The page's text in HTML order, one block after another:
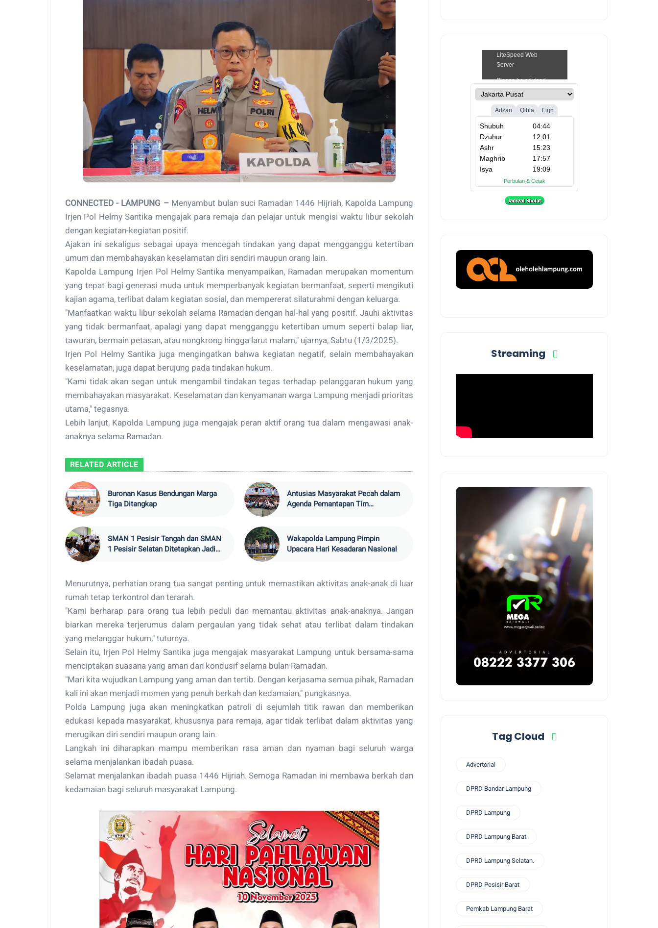
CONNECTED - LAMPUNG – Menyambut bulan suci Ramadan 1446 Hijriah, Kapolda Lampung
Irjen Pol Helmy Santika mengajak para remaja dan pelajar untuk mengisi waktu libur sekolah
dengan kegiatan-kegiatan positif.
Ajakan ini sekaligus sebagai upaya mencegah tindakan yang dapat mengganggu ketertiban
umum dan membahayakan keselamatan diri sendiri maupun orang lain.
Kapolda Lampung Irjen Pol Helmy Santika menyampaikan, Ramadan merupakan momentum
yang tepat bagi generasi muda untuk memperbanyak kegiatan bermanfaat, seperti mengikuti
kajian agama, terlibat dalam kegiatan sosial, dan mempererat silaturahmi dengan keluarga.
"Manfaatkan waktu libur sekolah selama Ramadan dengan hal-hal yang positif. Jauhi aktivitas
yang tidak bermanfaat, apalagi yang dapat mengganggu ketertiban umum seperti balap liar,
tawuran, bermain petasan, atau nongkrong hingga larut malam," ujarnya, Sabtu (1/3/2025).
Irjen Pol Helmy Santika juga mengingatkan bahwa kegiatan negatif, selain membahayakan
keselamatan, juga dapat berujung pada tindakan hukum.
"Kami tidak akan segan untuk mengambil tindakan tegas terhadap pelanggaran hukum yang
membahayakan masyarakat. Keselamatan dan kenyamanan warga Lampung menjadi prioritas
utama," tegasnya.
Lebih lanjut, Kapolda Lampung juga mengajak peran aktif orang tua dalam mengawasi anak-
anaknya selama Ramadan.
RELATED ARTICLE
Buronan Kasus Bendungan Marga
Tiga Ditangkap
Antusias Masyarakat Pecah dalam
Agenda Pemantapan Tim
SMAN 1 Pesisir Tengah dan SMAN
1 Pesisir Selatan Ditetapkan Jadi
Wakapolda Lampung Pimpin
Upacara Hari Kesadaran Nasional
Menurutnya, perhatian orang tua sangat penting untuk memastikan aktivitas anak-anak di luar
rumah tetap terkontrol dan terarah.
"Kami berharap para orang tua lebih peduli dan memantau aktivitas anak-anaknya. Jangan
biarkan mereka terjerumus dalam pergaulan yang tidak sehat atau terlibat dalam tindakan
yang melanggar hukum," tuturnya.
Selain itu, Irjen Pol Helmy Santika juga mengajak masyarakat Lampung untuk bersama-sama
menciptakan suasana yang aman dan kondusif selama bulan Ramadan.
"Mari kita wujudkan Lampung yang aman dan tertib. Dengan kerjasama semua pihak, Ramadan
kali ini akan menjadi momen yang penuh berkah dan kedamaian," pungkasnya.
Polda Lampung juga akan meningkatkan patroli di sejumlah titik rawan dan memberikan
edukasi kepada masyarakat, khususnya para remaja, agar tidak terlibat dalam aktivitas yang
merugikan diri sendiri maupun orang lain.
Langkah ini diharapkan mampu memberikan rasa aman dan nyaman bagi seluruh warga
selama menjalankan ibadah puasa.
Selamat menjalankan ibadah puasa 1446 Hijriah. Semoga Ramadan ini membawa berkah dan
kedamaian bagi seluruh masyarakat Lampung.
Streaming
Tag Cloud
Advertorial
DPRD Bandar Lampung
DPRD Lampung
DPRD Lampung Barat
DPRD Lampung Selatan.
DPRD Pesisir Barat
Pemkab Lampung Barat